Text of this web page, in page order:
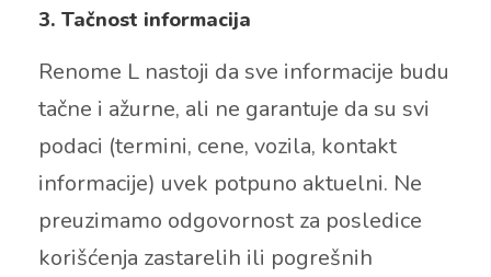
3. Tačnost informacija
Renome L nastoji da sve informacije budu
tačne i ažurne, ali ne garantuje da su svi
podaci (termini, cene, vozila, kontakt
informacije) uvek potpuno aktuelni. Ne
preuzimamo odgovornost za posledice
korišćenja zastarelih ili pogrešnih